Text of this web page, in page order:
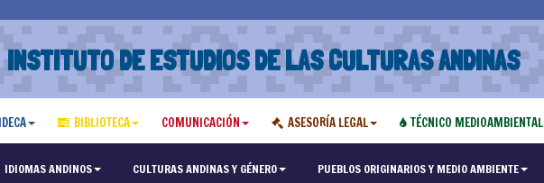
INSTITUTO DE ESTUDIOS DE LAS CULTURAS ANDINAS
BIBLIOTECA COMUNICACIÓN ASESORÍA LEGAL TÉCNICO MEDIOAMBIENTAL
IDIOMAS ANDINOS CULTURAS ANDINAS Y GÉNERO PUEBLOS ORIGINARIOS Y MEDIO AMBIENTE